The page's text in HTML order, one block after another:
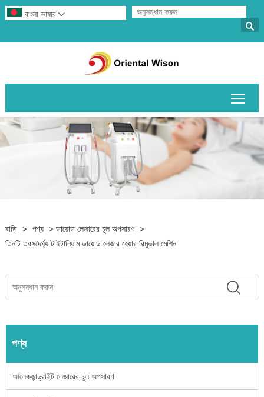

বাংলা ভাষার 
বাড়ি > পণ্য > ডায়োড লেজারের চুল অপসারণ >
তিনটি তরঙ্গদৈর্ঘ্য টাইটানিয়াম ডায়োড লেজার হেয়ার রিমুভাল মেশিন
পণ্য
আলেকজান্ড্রাইট লেজারের চুল অপসারণ